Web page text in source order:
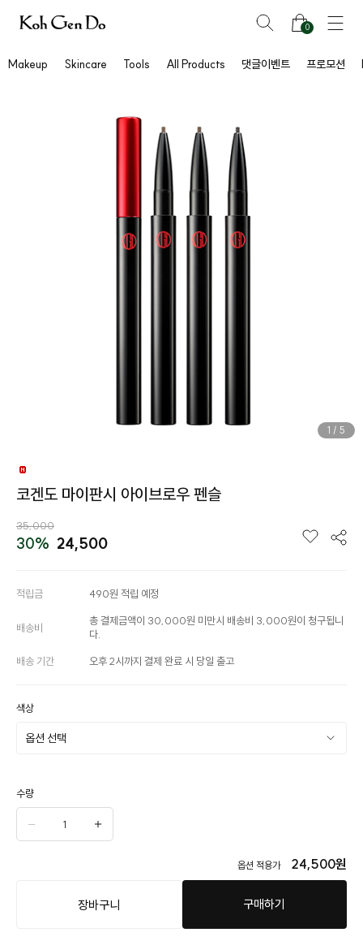
0
Makeup Skincare Tools All Products 댓글이벤트 프로모션
1 / 5
코겐도 마이판시 아이브로우 펜슬
35,000
30% 24,500
적립금 490원 적립 예정
배송비
총 결제금액이 30,000원 미만시 배송비 3,000원이 청구됩니
다.
배송 기간 오후 2시까지 결제 완료 시 당일 출고
색상
수량
옵션 적용가 24,500원
장바구니 구매하기